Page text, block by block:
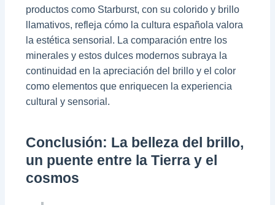
productos como Starburst, con su colorido y brillo
llamativos, refleja cómo la cultura española valora
la estética sensorial. La comparación entre los
minerales y estos dulces modernos subraya la
continuidad en la apreciación del brillo y el color
como elementos que enriquecen la experiencia
cultural y sensorial.
Conclusión: La belleza del brillo,
un puente entre la Tierra y el
cosmos